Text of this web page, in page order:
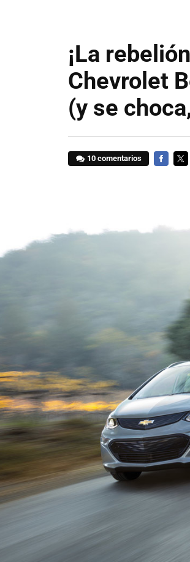
¡La
Chevrolet
(y se
10 comentarios